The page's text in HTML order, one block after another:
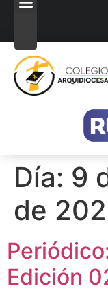
Día: 9
de
Edición